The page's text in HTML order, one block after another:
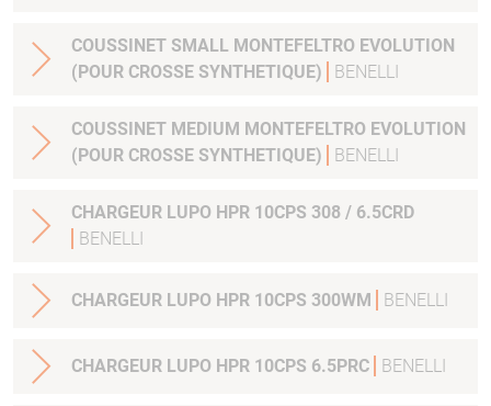
COUSSINET SMALL MONTEFELTRO EVOLUTION
(POUR CROSSE SYNTHETIQUE)
BENELLI
COUSSINET MEDIUM MONTEFELTRO EVOLUTION
(POUR CROSSE SYNTHETIQUE)
BENELLI
CHARGEUR LUPO HPR 10CPS 308 / 6.5CRD
BENELLI
CHARGEUR LUPO HPR 10CPS 300WM BENELLI
CHARGEUR LUPO HPR 10CPS 6.5PRC BENELLI